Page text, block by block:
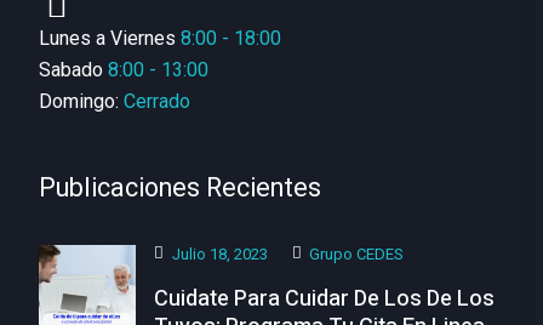
Lunes a Viernes 8:00 - 18:00
Sabado 8:00 - 13:00
Domingo: Cerrado
Publicaciones Recientes
Julio 18, 2023 Grupo CEDES
Cuidate Para Cuidar De Los De Los